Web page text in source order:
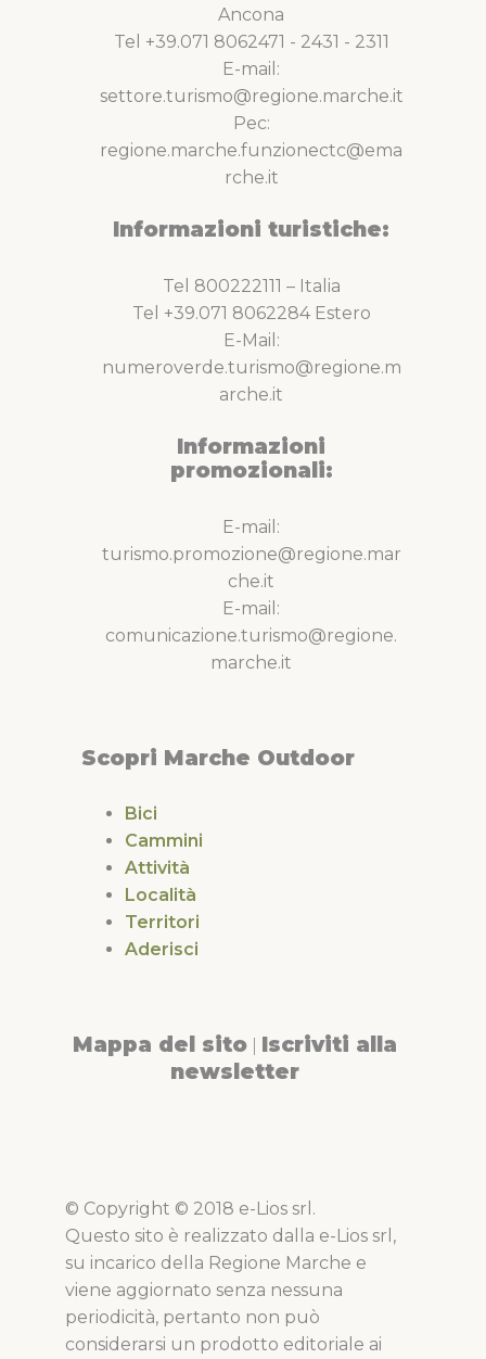
Ancona
Tel +39.071 8062471 - 2431 - 2311
E-mail:
settore.turismo@regione.marche.it
Pec:
regione.marche.funzionectc@ema
rche.it
Informazioni turistiche:
Tel 800222111 – Italia
Tel +39.071 8062284 Estero
E-Mail:
numeroverde.turismo@regione.m
arche.it
Informazioni
promozionali:
E-mail:
turismo.promozione@regione.mar
che.it
E-mail:
comunicazione.turismo@regione.
marche.it
Scopri Marche Outdoor
Bici
Cammini
Attività
Località
Territori
Aderisci
Mappa del sito Iscriviti alla
newsletter
© Copyright © 2018 e-Lios srl.
Questo sito è realizzato dalla e-Lios srl,
su incarico della Regione Marche e
viene aggiornato senza nessuna
periodicità, pertanto non può
considerarsi un prodotto editoriale ai